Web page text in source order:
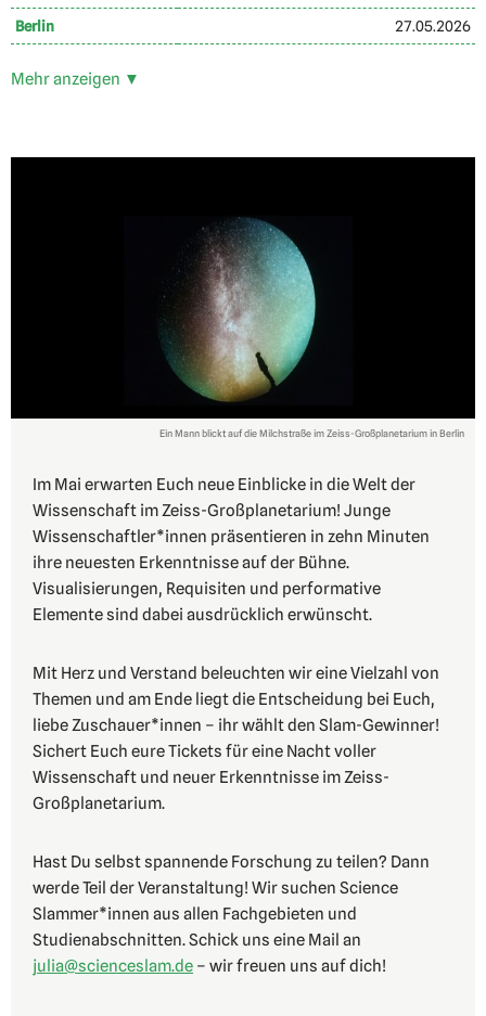
Ein Mann blickt auf die Milchstraße im Zeiss-Großplanetarium in Berlin
Im Mai erwarten Euch neue Einblicke in die Welt der
Wissenschaft im Zeiss-Großplanetarium! Junge
Wissenschaftler*innen präsentieren in zehn Minuten
ihre neuesten Erkenntnisse auf der Bühne.
Visualisierungen, Requisiten und performative
Elemente sind dabei ausdrücklich erwünscht.
Mit Herz und Verstand beleuchten wir eine Vielzahl von
Themen und am Ende liegt die Entscheidung bei Euch,
liebe Zuschauer*innen – ihr wählt den Slam-Gewinner!
Sichert Euch eure Tickets für eine Nacht voller
Wissenschaft und neuer Erkenntnisse im Zeiss-
Großplanetarium.
Hast Du selbst spannende Forschung zu teilen? Dann
werde Teil der Veranstaltung! Wir suchen Science
Slammer*innen aus allen Fachgebieten und
Studienabschnitten. Schick uns eine Mail an
julia@scienceslam.de – wir freuen uns auf dich!
Berlin 27.05.2026
Mehr anzeigen ▼